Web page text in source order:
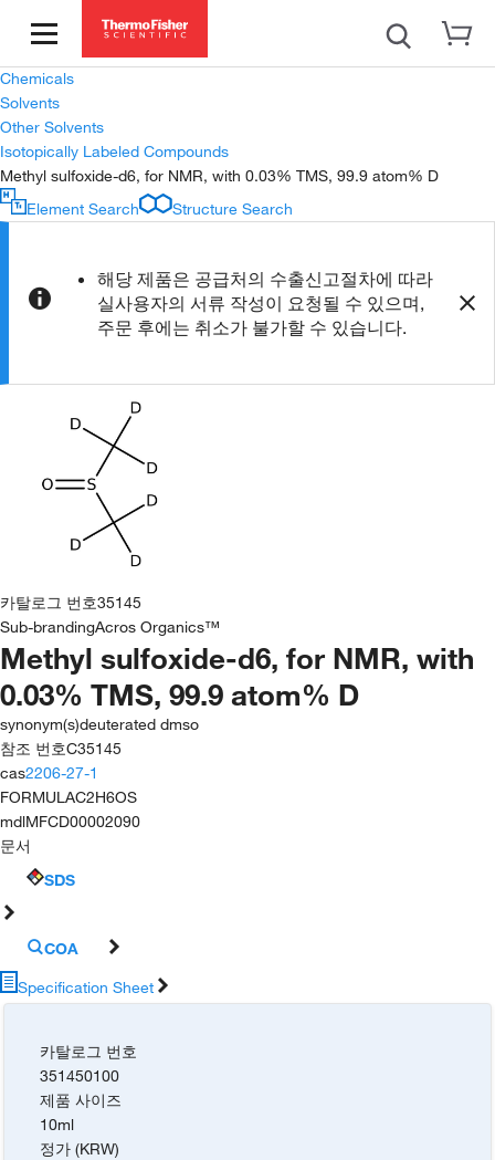
Chemicals
Solvents
Other Solvents
Isotopically Labeled Compounds
Methyl sulfoxide-d6, for NMR, with 0.03% TMS, 99.9 atom% D
Element Search
Structure Search
해당 제품은 공급처의 수출신고절차에 따라
실사용자의 서류 작성이 요청될 수 있으며,
주문 후에는 취소가 불가할 수 있습니다.
카탈로그 번호35145
Sub-brandingAcros Organics™
Methyl sulfoxide-d6, for NMR, with
0.03% TMS, 99.9 atom% D
synonym(s)deuterated dmso
참조 번호C35145
cas2206-27-1
FORMULAC2H6OS
mdlMFCD00002090
문서
SDS
COA
Specification Sheet
카탈로그 번호
351450100
제품 사이즈
10ml
정가 (KRW)